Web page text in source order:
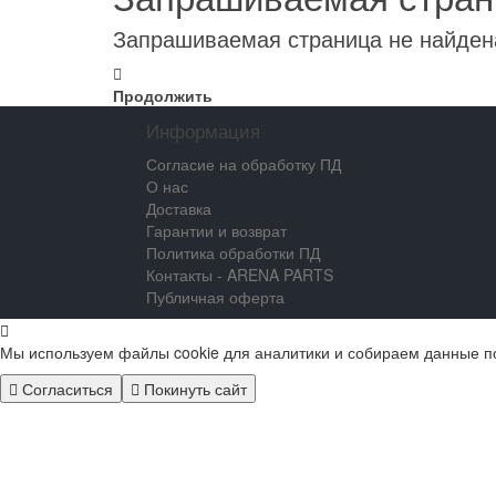
Запрашиваемая страница не
Продолжить
Информация
Согласие на обработку ПД
О нас
Доставка
Гарантии и возврат
Политика обработки ПД
Контакты - ARENA PARTS
Публичная оферта
Мы используем файлы cookie для аналитики и собираем данные
Согласиться
Покинуть сайт